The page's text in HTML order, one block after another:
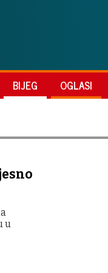
BIJEG OGLASI
u